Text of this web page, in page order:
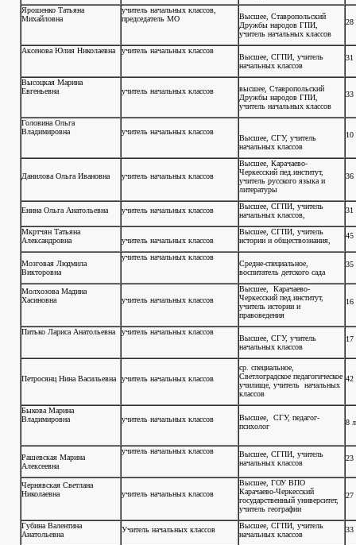
Ярошенко Татьяна
Михайловна
учитель начальных классов,
председатель МО
Высшее, Ставропольский
Дружбы народов ГПИ,
учитель начальных классов
28
Аксенова Юлия Николаевна учитель начальных классов
Высшее, СГПИ, учитель
начальных классов
31
Высоцкая Марина
Евгеньевна
учитель начальных классов
высшее, Ставропольский
Дружбы народов ГПИ,
учитель начальных классов
33
Головина Ольга
Владимировна
учитель начальных классов
Высшее, СГУ, учитель
начальных классов
10
Данилова Ольга Ивановна учитель начальных классов
Высшее, Карачаево-
Черкесский пед.институт,
учитель русского языка и
литературы
36
Енина Ольга Анатольевна учитель начальных классов
Высшее, СГПИ, учитель
начальных классов,
31
Мкртчян Татьяна
Александровна
учитель начальных классов
Высшее, СГПИ, учитель
истории и обществознания,
45
Мозговая Людмила
Викторовна
учитель начальных классов
Средне-специальное,
воспитатель детского сада
35
Молхозова Мадина
Хасиновна
учитель начальных классов
Высшее, Карачаево-
Черкесский пед.институт,
учитель истории и
правоведения
16
Питько Лариса Анатольевна учитель начальных классов
Высшее, СГУ, учитель
начальных классов
17
Петросянц Нина Васильевна учитель начальных классов
ср. специальное,
Светлоградское педагогическое
училище, учитель начальных
классов
42
Быкова Марина
Владимировна
учитель начальных классов
Высшее, СГУ, педагог-
психолог
8
Рашевская Марина
Алексеевна
учитель начальных классов
Высшее, СГПИ, учитель
начальных классов
23
Чернявская Светлана
Николаевна
учитель начальных классов
Высшее, ГОУ ВПО
Карачаево-Черкесский
государственный университет,
учитель географии
27
Губина Валентина
Анатольевна
Учитель начальных классов
Высшее, СГПИ, учитель
начальных классов
33